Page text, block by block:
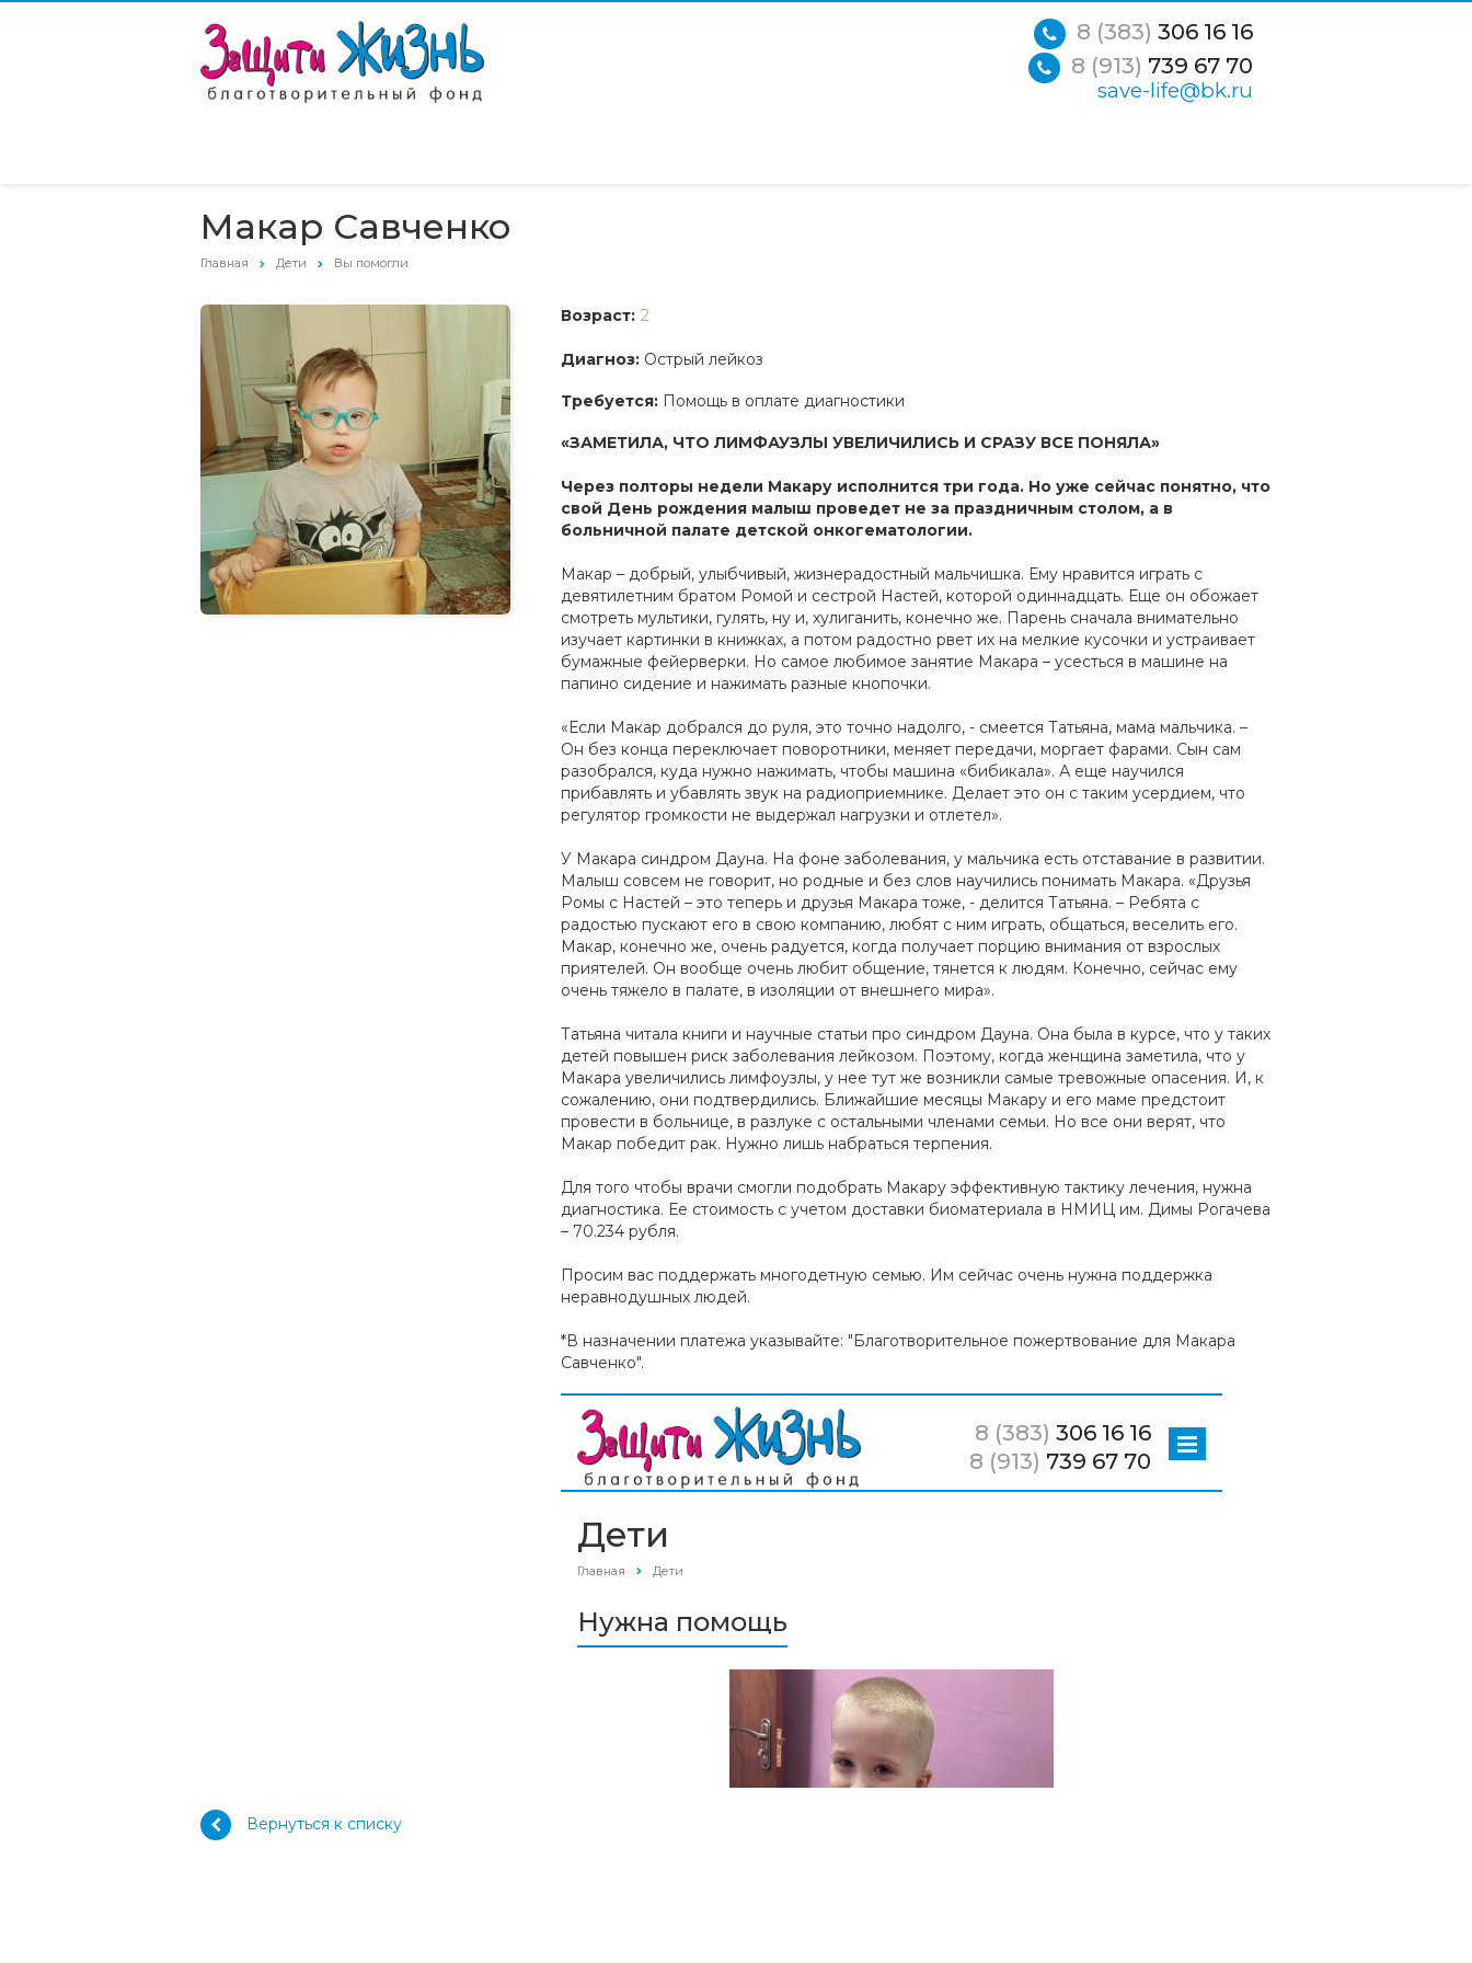
8 (383) 306 16 16
8 (913) 739 67 70
save-life@bk.ru
Макар Савченко
Главная Дети Вы помогли
Возраст: 2
Диагноз: Острый лейкоз
Требуется: Помощь в оплате диагностики
«ЗАМЕТИЛА, ЧТО ЛИМФАУЗЛЫ УВЕЛИЧИЛИСЬ И СРАЗУ ВСЕ ПОНЯЛА»
Через полторы недели Макару исполнится три года. Но уже сейчас понятно, что
свой День рождения малыш проведет не за праздничным столом, а в
больничной палате детской онкогематологии.
Макар – добрый, улыбчивый, жизнерадостный мальчишка. Ему нравится играть с
девятилетним братом Ромой и сестрой Настей, которой одиннадцать. Еще он обожает
смотреть мультики, гулять, ну и, хулиганить, конечно же. Парень сначала внимательно
изучает картинки в книжках, а потом радостно рвет их на мелкие кусочки и устраивает
бумажные фейерверки. Но самое любимое занятие Макара – усесться в машине на
папино сидение и нажимать разные кнопочки.
«Если Макар добрался до руля, это точно надолго, - смеется Татьяна, мама мальчика. –
Он без конца переключает поворотники, меняет передачи, моргает фарами. Сын сам
разобрался, куда нужно нажимать, чтобы машина «бибикала». А еще научился
прибавлять и убавлять звук на радиоприемнике. Делает это он с таким усердием, что
регулятор громкости не выдержал нагрузки и отлетел».
У Макара синдром Дауна. На фоне заболевания, у мальчика есть отставание в развитии.
Малыш совсем не говорит, но родные и без слов научились понимать Макара. «Друзья
Ромы с Настей – это теперь и друзья Макара тоже, - делится Татьяна. – Ребята с
радостью пускают его в свою компанию, любят с ним играть, общаться, веселить его.
Макар, конечно же, очень радуется, когда получает порцию внимания от взрослых
приятелей. Он вообще очень любит общение, тянется к людям. Конечно, сейчас ему
очень тяжело в палате, в изоляции от внешнего мира».
Татьяна читала книги и научные статьи про синдром Дауна. Она была в курсе, что у таких
детей повышен риск заболевания лейкозом. Поэтому, когда женщина заметила, что у
Макара увеличились лимфоузлы, у нее тут же возникли самые тревожные опасения. И, к
сожалению, они подтвердились. Ближайшие месяцы Макару и его маме предстоит
провести в больнице, в разлуке с остальными членами семьи. Но все они верят, что
Макар победит рак. Нужно лишь набраться терпения.
Для того чтобы врачи смогли подобрать Макару эффективную тактику лечения, нужна
диагностика. Ее стоимость с учетом доставки биоматериала в НМИЦ им. Димы Рогачева
– 70.234 рубля.
Просим вас поддержать многодетную семью. Им сейчас очень нужна поддержка
неравнодушных людей.
*В назначении платежа указывайте: "Благотворительное пожертвование для Макара
Савченко".
Вернуться к списку